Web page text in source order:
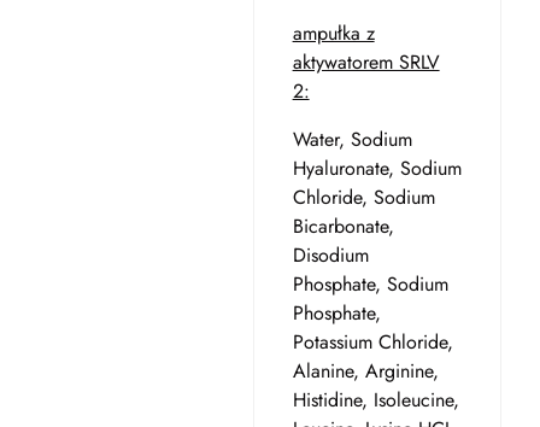
ampułka z
aktywatorem SRLV
2:
Water, Sodium
Hyaluronate, Sodium
Chloride, Sodium
Bicarbonate,
Disodium
Phosphate, Sodium
Phosphate,
Potassium Chloride,
Alanine, Arginine,
Histidine, Isoleucine,